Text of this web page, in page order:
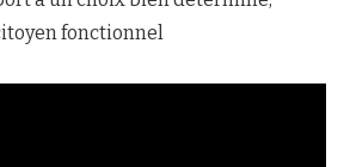
fonctionnel